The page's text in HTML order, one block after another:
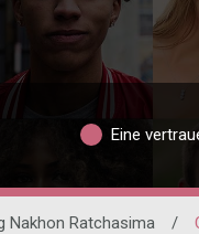
Eine
Nakhon Ratchasima /